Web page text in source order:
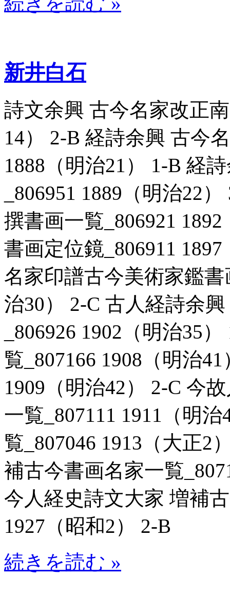
新井白石
詩文余興 古今名家改正
14） 2-B 経詩余興 古今
1888（明治21） 1-B 経
_806951 1889（明治22
撰書画一覧_806921
書画定位鏡_806911
名家印譜古今美術家鑑書
治30） 2-C 古人経詩余
_806926 1902（明治35
覧_807166 1908（明治
1909（明治42） 2-C 今
一覧_807111 1911（明
覧_807046 1913（大正2
補古今書画名家一覧
今人経史詩文大家 増補
1927（昭和2） 2-B
続きを読む »